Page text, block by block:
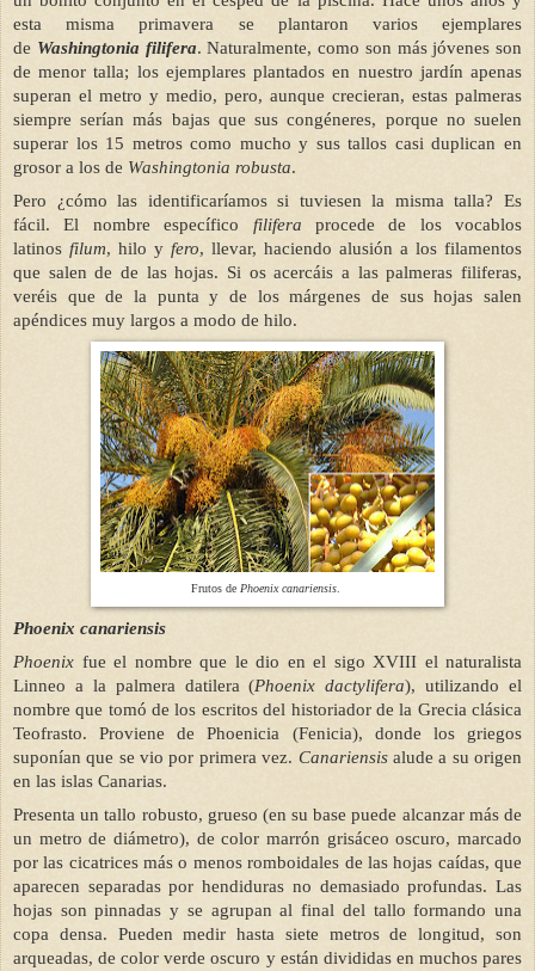
esta misma primavera se plantaron varios ejemplares
de Washingtonia filifera. Naturalmente, como son más jóvenes son
de menor talla; los ejemplares plantados en nuestro jardín apenas
superan el metro y medio, pero, aunque crecieran, estas palmeras
siempre serían más bajas que sus congéneres, porque no suelen
superar los 15 metros como mucho y sus tallos casi duplican en
grosor a los de Washingtonia robusta.
Pero ¿cómo las identificaríamos si tuviesen la misma talla? Es
fácil.El nombre específico filifera procede de los vocablos
latinos filum, hilo y fero, llevar, haciendo alusión a los filamentos
que salen de de las hojas. Si os acercáis a las palmeras filiferas,
veréis que de la punta y de los márgenes de sus hojas salen
apéndices muy largos a modo de hilo.
Frutos de Phoenix canariensis.
Phoenix canariensis
Phoenix fue el nombre que le dio en el sigo XVIII el naturalista
Linneo a la palmera datilera (Phoenix dactylifera), utilizando el
nombre que tomó de los escritos del historiador de la Grecia clásica
Teofrasto. Proviene de Phoenicia (Fenicia), donde los griegos
suponían que se vio por primera vez. Canariensis alude a su origen
en las islas Canarias.
Presenta un tallo robusto, grueso (en su base puede alcanzar más de
un metro de diámetro), de color marrón grisáceo oscuro, marcado
por las cicatrices más o menos romboidales de las hojas caídas, que
aparecen separadas por hendiduras no demasiado profundas. Las
hojas son pinnadas y se agrupan al final del tallo formando una
copa densa. Pueden medir hasta siete metros de longitud, son
arqueadas, de color verde oscuro y están divididas en muchos pares